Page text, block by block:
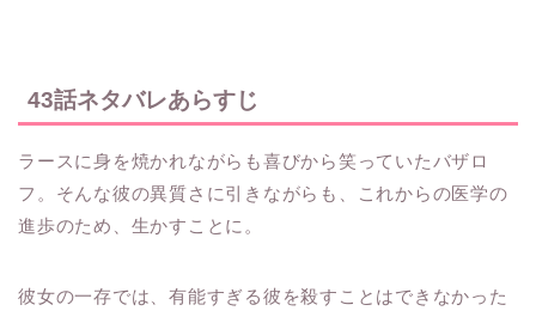
43話ネタバレあらすじ
ラースに身を焼かれながらも喜びから笑っていたバザロ
フ。そんな彼の異質さに引きながらも、これからの医学の
進歩のため、生かすことに。
彼女の一存では、有能すぎる彼を殺すことはできなかった